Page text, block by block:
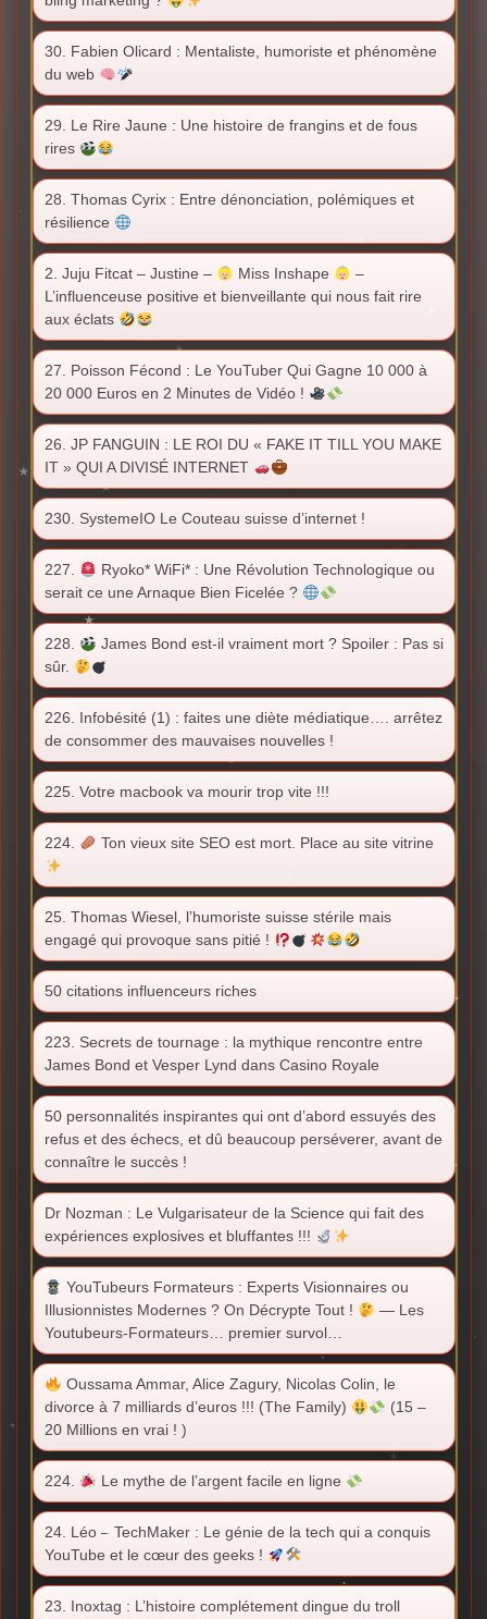
30. Fabien Olicard : Mentaliste, humoriste et phénomène
du web
29. Le Rire Jaune : Une histoire de frangins et de fous
rires
28. Thomas Cyrix : Entre dénonciation, polémiques et
résilience
2. Juju Fitcat – Justine – Miss Inshape
–
L’influenceuse positive et bienveillante qui nous fait rire
aux éclats
27. Poisson Fécond : Le YouTuber Qui Gagne 10 000 à
20 000 Euros en 2 Minutes de Vidéo !
26. JP FANGUIN : LE ROI DU « FAKE IT TILL YOU MAKE
IT » QUI A DIVISÉ INTERNET
230. SystemeIO Le Couteau suisse d’internet !
227.
Ryoko* WiFi* : Une Révolution Technologique ou
serait ce une Arnaque Bien Ficelée ?
228.
James Bond est-il vraiment mort ? Spoiler : Pas si
sûr.
226. Infobésité (1) : faites une diète médiatique…. arrêtez
de consommer des mauvaises nouvelles !
225. Votre macbook va mourir trop vite !!!
224. Ton vieux site SEO est mort. Place au site vitrine
25. Thomas Wiesel, l’humoriste suisse stérile mais
engagé qui provoque sans pitié !
50 citations influenceurs riches
223. Secrets de tournage : la mythique rencontre entre
James Bond et Vesper Lynd dans Casino Royale
50 personnalités inspirantes qui ont d’abord essuyés des
refus et des échecs, et dû beaucoup perséverer, avant de
connaître le succès !
Dr Nozman : Le Vulgarisateur de la Science qui fait des
expériences explosives et bluffantes !!!
YouTubeurs Formateurs : Experts Visionnaires ou
Illusionnistes Modernes ? On Décrypte Tout !
— Les
Youtubeurs-Formateurs… premier survol…
Oussama Ammar, Alice Zagury, Nicolas Colin, le
divorce à 7 milliards d’euros !!! (The Family)
(15 –
20 Millions en vrai ! )
224. Le mythe de l’argent facile en ligne
24. Léo – TechMaker : Le génie de la tech qui a conquis
YouTube et le cœur des geeks !
23. Inoxtag : L’histoire complétement dingue du troll